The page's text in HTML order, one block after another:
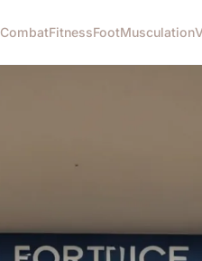
CombatFitnessFootMusculation